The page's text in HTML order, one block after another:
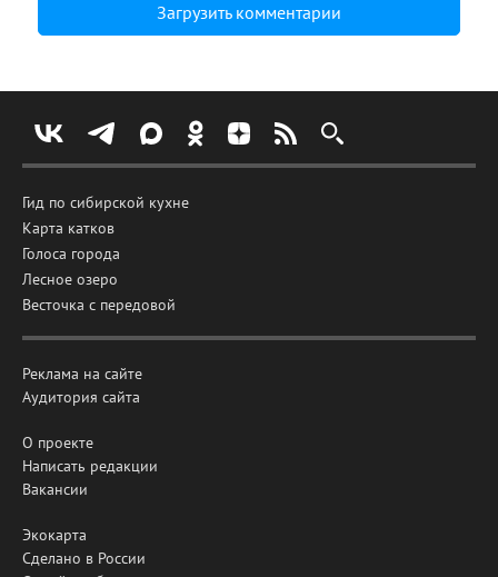
Загрузить комментарии
Гид по сибирской кухне
Карта катков
Голоса города
Лесное озеро
Весточка с передовой
Реклама на сайте
Аудитория сайта
О проекте
Написать редакции
Вакансии
Экокарта
Сделано в России